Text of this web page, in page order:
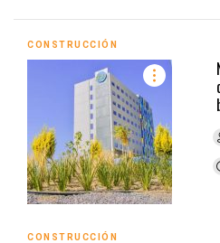
CONSTRUCCIÓN
CONSTRUCCIÓN